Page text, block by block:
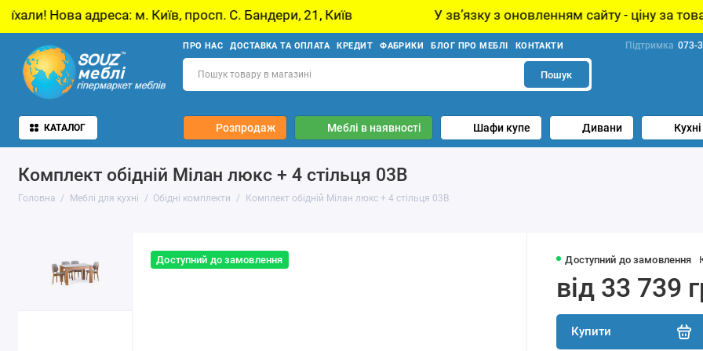
м. Київ, просп. С. Бандери, 21, Київ У звʼязку з оновленням сайту - ціну за товар уточнюйте
ПРО НАС ДОСТАВКА ТА ОПЛАТА КРЕДИТ ФАБРИКИ БЛОГ ПРО МЕБЛІ КОНТАКТИ Підтримка 073-
Пошук
КАТАЛОГ Розпродаж Меблі в наявності Шафи купе Дивани Кухні
Комплект обідній Мілан люкс + 4 стільця 03В
Головна Меблі для кухні Обідні комплекти Комплект обідній Мілан люкс + 4 стільця 03В
Доступний до замовлення Доступний до замовлення
від 33 739
Купити